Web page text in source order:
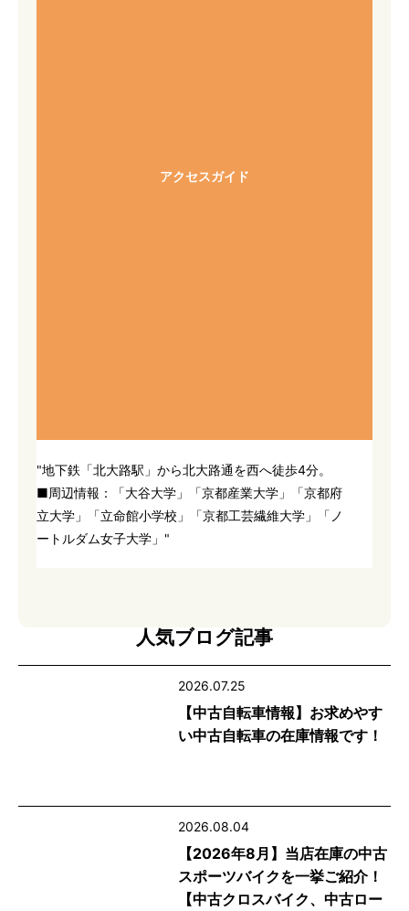
アクセスガイド
"地下鉄「北大路駅」から北大路通を西へ徒歩4分。
■周辺情報：「大谷大学」「京都産業大学」「京都府
立大学」「立命館小学校」「京都工芸繊維大学」「ノ
ートルダム女子大学」"
人気ブログ記事
2026.07.25
【中古自転車情報】お求めやす
い中古自転車の在庫情報です！
2026.08.04
【2026年8月】当店在庫の中古
スポーツバイクを一挙ご紹介！
【中古クロスバイク、中古ロー